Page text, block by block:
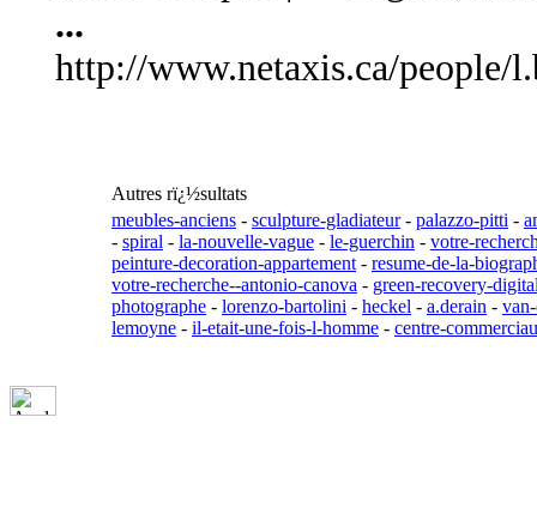
...
http://www.netaxis.ca/people/
Autres rï¿½sultats
meubles-anciens - sculpture-gladiateur- palazzo-pitti -
- spiral - la-nouvelle-vague - le-guerchin - votre-
peinture-decoration-appartement - resume-de-la-
votre-recherche--antonio-canova - green-recovery-
photographe - lorenzo-bartolini - heckel - a.derain -
lemoyne - il-etait-une-fois-l-homme - centre-